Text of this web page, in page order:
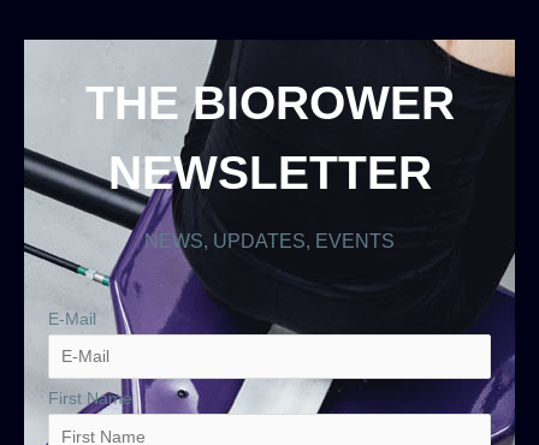
THE BIOROWER
NEWSLETTER
NEWS, UPDATES, EVENTS
E-Mail
First Name